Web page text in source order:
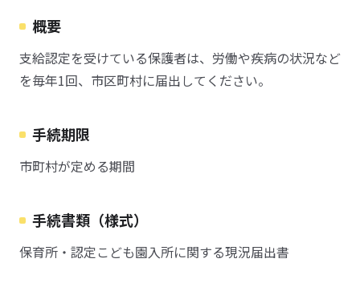
概要
支給認定を受けている保護者は、労働や疾病の状況など
を毎年1回、市区町村に届出してください。
手続期限
市町村が定める期間
手続書類（様式）
保育所・認定こども園入所に関する現況届出書